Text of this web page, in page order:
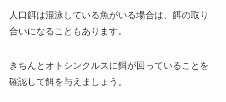
人口餌は混泳している魚がいる場合は、餌の取り
合いになることもあります。
きちんとオトシンクルスに餌が回っていることを
確認して餌を与えましょう。